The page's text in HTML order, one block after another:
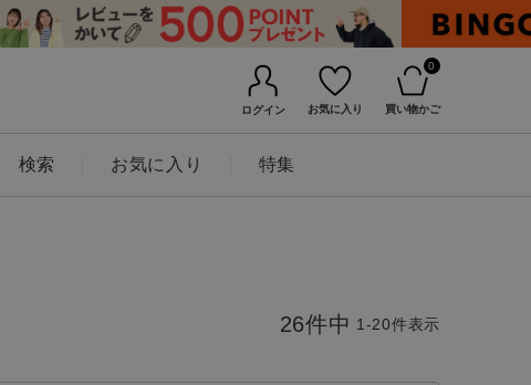
ログイン お気に入り
0
買い物かご
検索 お気に入り 特集
26件中 1-20件表示